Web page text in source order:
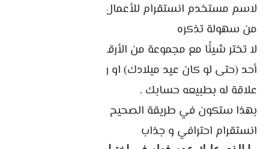
لاسم مستخدم انستقرام للأعمال ، فأنت تريد التأكد
من سهولة تذكره
لا تختر شيئًا مع مجموعة من الأرقام لأنه لن يتذكرها
أحد (حتى لو كان عيد ميلادك) او رموز او يوزر قصير لا
علاقة له بطبيعه حسابك .
بهذا ستكون في طريقة الصحيح ل اختيار يوزر نيم
انستقرام احترافي و جذاب